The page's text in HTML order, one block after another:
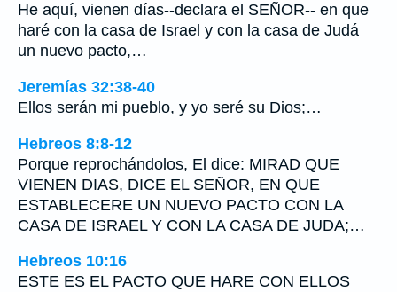
He aquí, vienen días--declara el SEÑOR-- en que
haré con la casa de Israel y con la casa de Judá
un nuevo pacto,…
Jeremías 32:38-40
Ellos serán mi pueblo, y yo seré su Dios;…
Hebreos 8:8-12
Porque reprochándolos, El dice: MIRAD QUE
VIENEN DIAS, DICE EL SEÑOR, EN QUE
ESTABLECERE UN NUEVO PACTO CON LA
CASA DE ISRAEL Y CON LA CASA DE JUDA;…
Hebreos 10:16
ESTE ES EL PACTO QUE HARE CON ELLOS